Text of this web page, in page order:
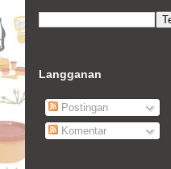
Langganan
Postingan
Komentar